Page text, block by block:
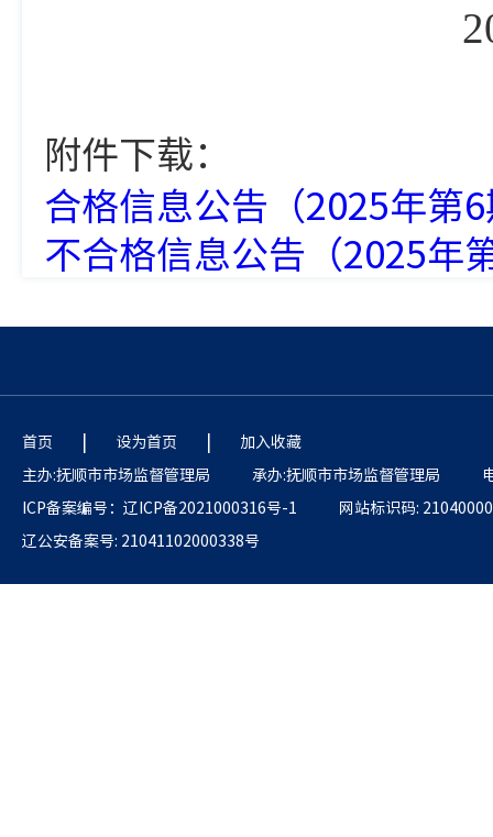
附件下载：
合格信息公告（2025年第
不合格信息公告（2025年
首页 | 设为首页 |
加入收藏
主办:抚顺市市场监督管理局
承办:抚顺市市场监督管理局
ICP备案编号：辽ICP备2021000316号-1
网站标识码:
辽公安备案号: 21041102000338号